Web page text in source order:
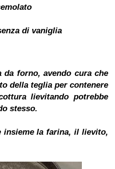
di vaniglia
forno, avendo cura che
della teglia per contenere
lievitando potrebbe
stesso.
insieme la farina, il lievito,